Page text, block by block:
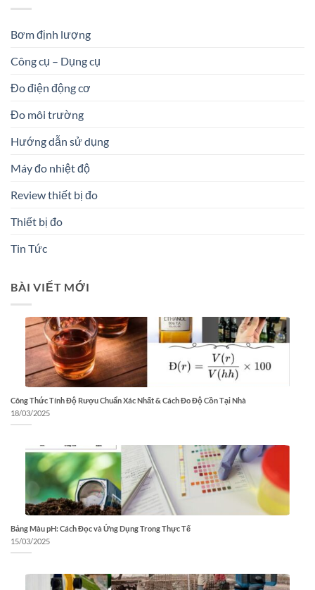
Bơm định lượng
Công cụ – Dụng cụ
Đo điện động cơ
Đo môi trường
Hướng dẫn sử dụng
Máy đo nhiệt độ
Review thiết bị đo
Thiết bị đo
Tin Tức
BÀI VIẾT MỚI
Công Thức Tính Độ Rượu Chuẩn Xác Nhất & Cách Đo Độ Cồn Tại Nhà
18/03/2025
Bảng Màu pH: Cách Đọc và Ứng Dụng Trong Thực Tế
15/03/2025